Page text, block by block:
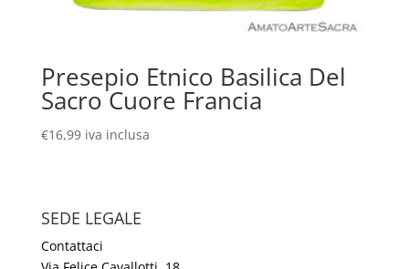
Presepio Etnico Basilica Del
Sacro Cuore Francia
€16,99 iva inclusa
SEDE LEGALE
Contattaci